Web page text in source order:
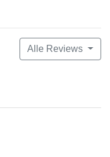
Alle Reviews